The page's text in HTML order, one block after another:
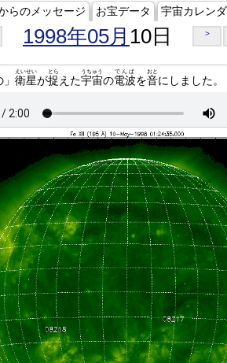
らのメッセージ お宝データ 宇宙カレン
1998年05月 10日 >
衛星
えいせい
が捉
とら
えた宇宙
うちゅう
の電波
でんぱ
を音
おと
にしました。